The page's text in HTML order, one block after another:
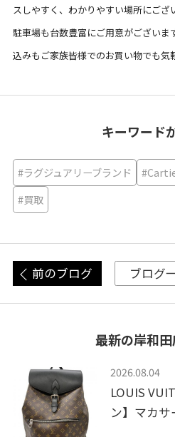
スしやすく、わかりやすい場所にござ
駐車場も台数豊富にご用意がございま
込みもご家族皆様でのお買い物でも気
キーワード
#ラグジュアリーブランド
#買取
前のブログ ブログ
最新の岸和
2026.08.04
LOUIS
ン】マカサ